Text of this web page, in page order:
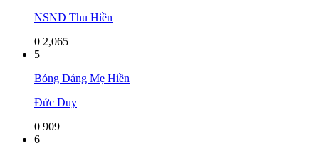
NSND Thu Hiền
0 2,065
5
Bóng Dáng Mẹ Hiền
Đức Duy
0 909
6